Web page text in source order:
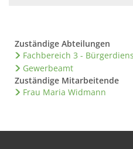
Zuständige Abteilungen
Fachbereich 3 -
Gewerbeamt
Zuständige Mitarbeitende
Frau Maria Widmann